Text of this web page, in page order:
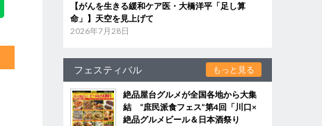
【がんを生きる緩和ケア医・大橋洋平「足し算
命」】天空を見上げて
2026年7月28日
フェスティバル もっと見る
絶品屋台グルメが全国各地から大集
結 “庶民派食フェス”第4回「川口×
絶品グルメビール＆日本酒祭り